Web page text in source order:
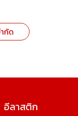
กัด
อีลาสติก